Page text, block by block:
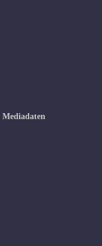
Mediadaten